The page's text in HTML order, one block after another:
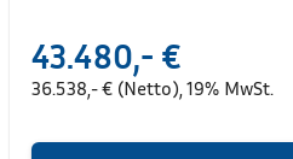
43.480,- €
36.538,- € (Netto), 19% MwSt.